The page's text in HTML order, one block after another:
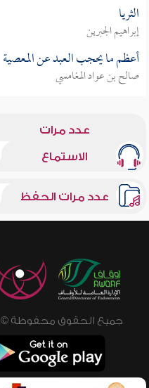
الثريا
إبراهيم الجبرين
أعظم ما يحجب العبد عن المعصية
صالح بن عواد المغامسي
عدد مرات
الاستماع
عدد مرات الحفظ
جميع الحقوق محفوظة © 2026 - 1998 لشبكة إسلام ويب